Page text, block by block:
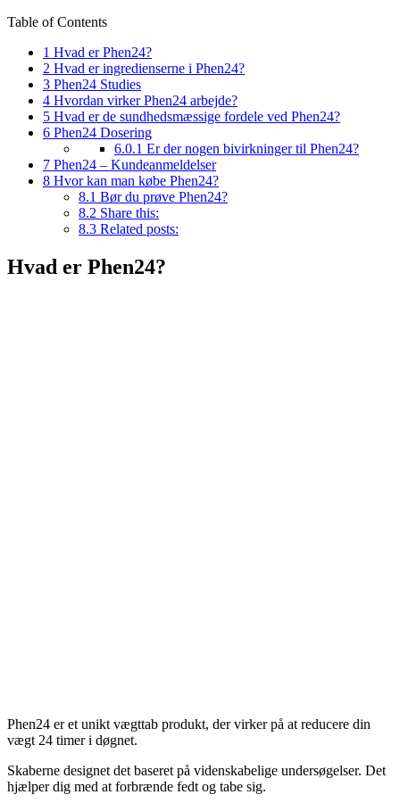
Table of Contents
1 Hvad er Phen24?
2 Hvad er ingredienserne i Phen24?
3 Phen24 Studies
4 Hvordan virker Phen24 arbejde?
5 Hvad er de sundhedsmæssige fordele ved Phen24?
6 Phen24 Dosering
6.0.1 Er der nogen bivirkninger til Phen24?
7 Phen24 – Kundeanmeldelser
8 Hvor kan man købe Phen24?
8.1 Bør du prøve Phen24?
8.2 Share this:
8.3 Related posts:
Hvad er Phen24?
Phen24 er et unikt vægttab produkt, der virker på at reducere din
vægt 24 timer i døgnet.
Skaberne designet det baseret på videnskabelige undersøgelser. Det
hjælper dig med at forbrænde fedt og tabe sig.